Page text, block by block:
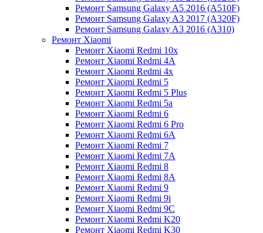
Ремонт Samsung Galaxy A5 2016 (A510F)
Ремонт Samsung Galaxy A3 2017 (A320F)
Ремонт Samsung Galaxy A3 2016 (A310)
Ремонт Xiaomi
Ремонт Xiaomi Redmi 10x
Ремонт Xiaomi Redmi 4A
Ремонт Xiaomi Redmi 4x
Ремонт Xiaomi Redmi 5
Ремонт Xiaomi Redmi 5 Plus
Ремонт Xiaomi Redmi 5a
Ремонт Xiaomi Redmi 6
Ремонт Xiaomi Redmi 6 Pro
Ремонт Xiaomi Redmi 6A
Ремонт Xiaomi Redmi 7
Ремонт Xiaomi Redmi 7A
Ремонт Xiaomi Redmi 8
Ремонт Xiaomi Redmi 8A
Ремонт Xiaomi Redmi 9
Ремонт Xiaomi Redmi 9i
Ремонт Xiaomi Redmi 9C
Ремонт Xiaomi Redmi K20
Ремонт Xiaomi Redmi K30